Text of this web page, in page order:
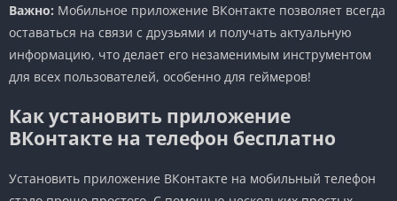
Важно: Мобильное приложение ВКонтакте позволяет всегда
оставаться на связи с друзьями и получать актуальную
информацию, что делает его незаменимым инструментом
для всех пользователей, особенно для геймеров!
Как установить приложение
ВКонтакте на телефон бесплатно
Установить приложение ВКонтакте на мобильный телефон